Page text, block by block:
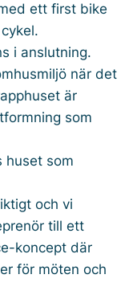
ett first bike
i anslutning.
när det
är
som
huset som
och vi
till ett
koncept där
för möten och